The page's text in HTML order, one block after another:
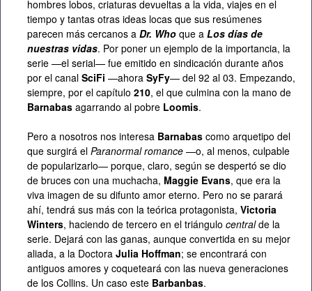
hombres lobos, criaturas devueltas a la vida, viajes en el
tiempo y tantas otras ideas locas que sus resúmenes
parecen más cercanos a Dr. Who que a Los días de
nuestras vidas. Por poner un ejemplo de la importancia, la
serie —el serial— fue emitido en sindicación durante años
por el canal SciFi —ahora SyFy— del 92 al 03. Empezando,
siempre, por el capítulo 210, el que culmina con la mano de
Barnabas agarrando al pobre Loomis.
Pero a nosotros nos interesa Barnabas como arquetipo del
que surgirá el Paranormal romance —o, al menos, culpable
de popularizarlo— porque, claro, según se despertó se dio
de bruces con una muchacha, Maggie Evans, que era la
viva imagen de su difunto amor eterno. Pero no se parará
ahí, tendrá sus más con la teórica protagonista, Victoria
Winters, haciendo de tercero en el triángulo centralde la
serie. Dejará con las ganas, aunque convertida en su mejor
aliada, a la Doctora Julia Hoffman; se encontrará con
antiguos amores y coqueteará con las nueva generaciones
de los Collins. Un caso este Barbanbas.